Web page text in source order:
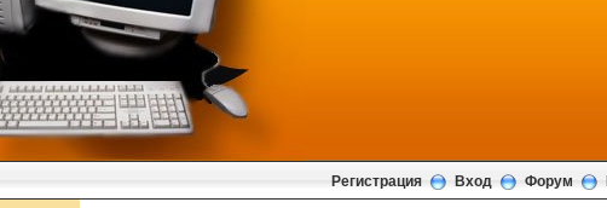
Регистрация Вход Форум